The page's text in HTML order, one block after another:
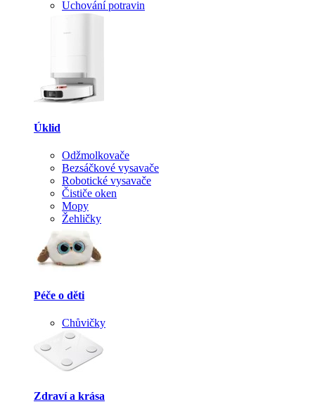
Uchování potravin
Úklid
Odžmolkovače
Bezsáčkové vysavače
Robotické vysavače
Čističe oken
Mopy
Žehličky
Péče o děti
Chůvičky
Zdraví a krása